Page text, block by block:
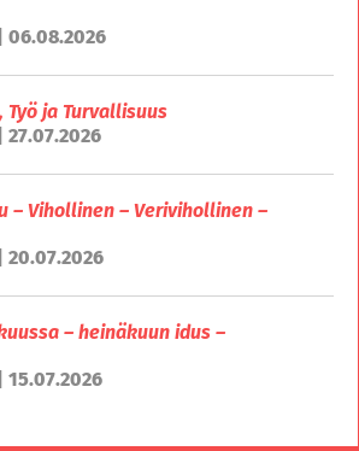
06.08.2026
Työ ja Turvallisuus
– Vihollinen – Verivihollinen –
20.07.2026
– heinäkuun idus –